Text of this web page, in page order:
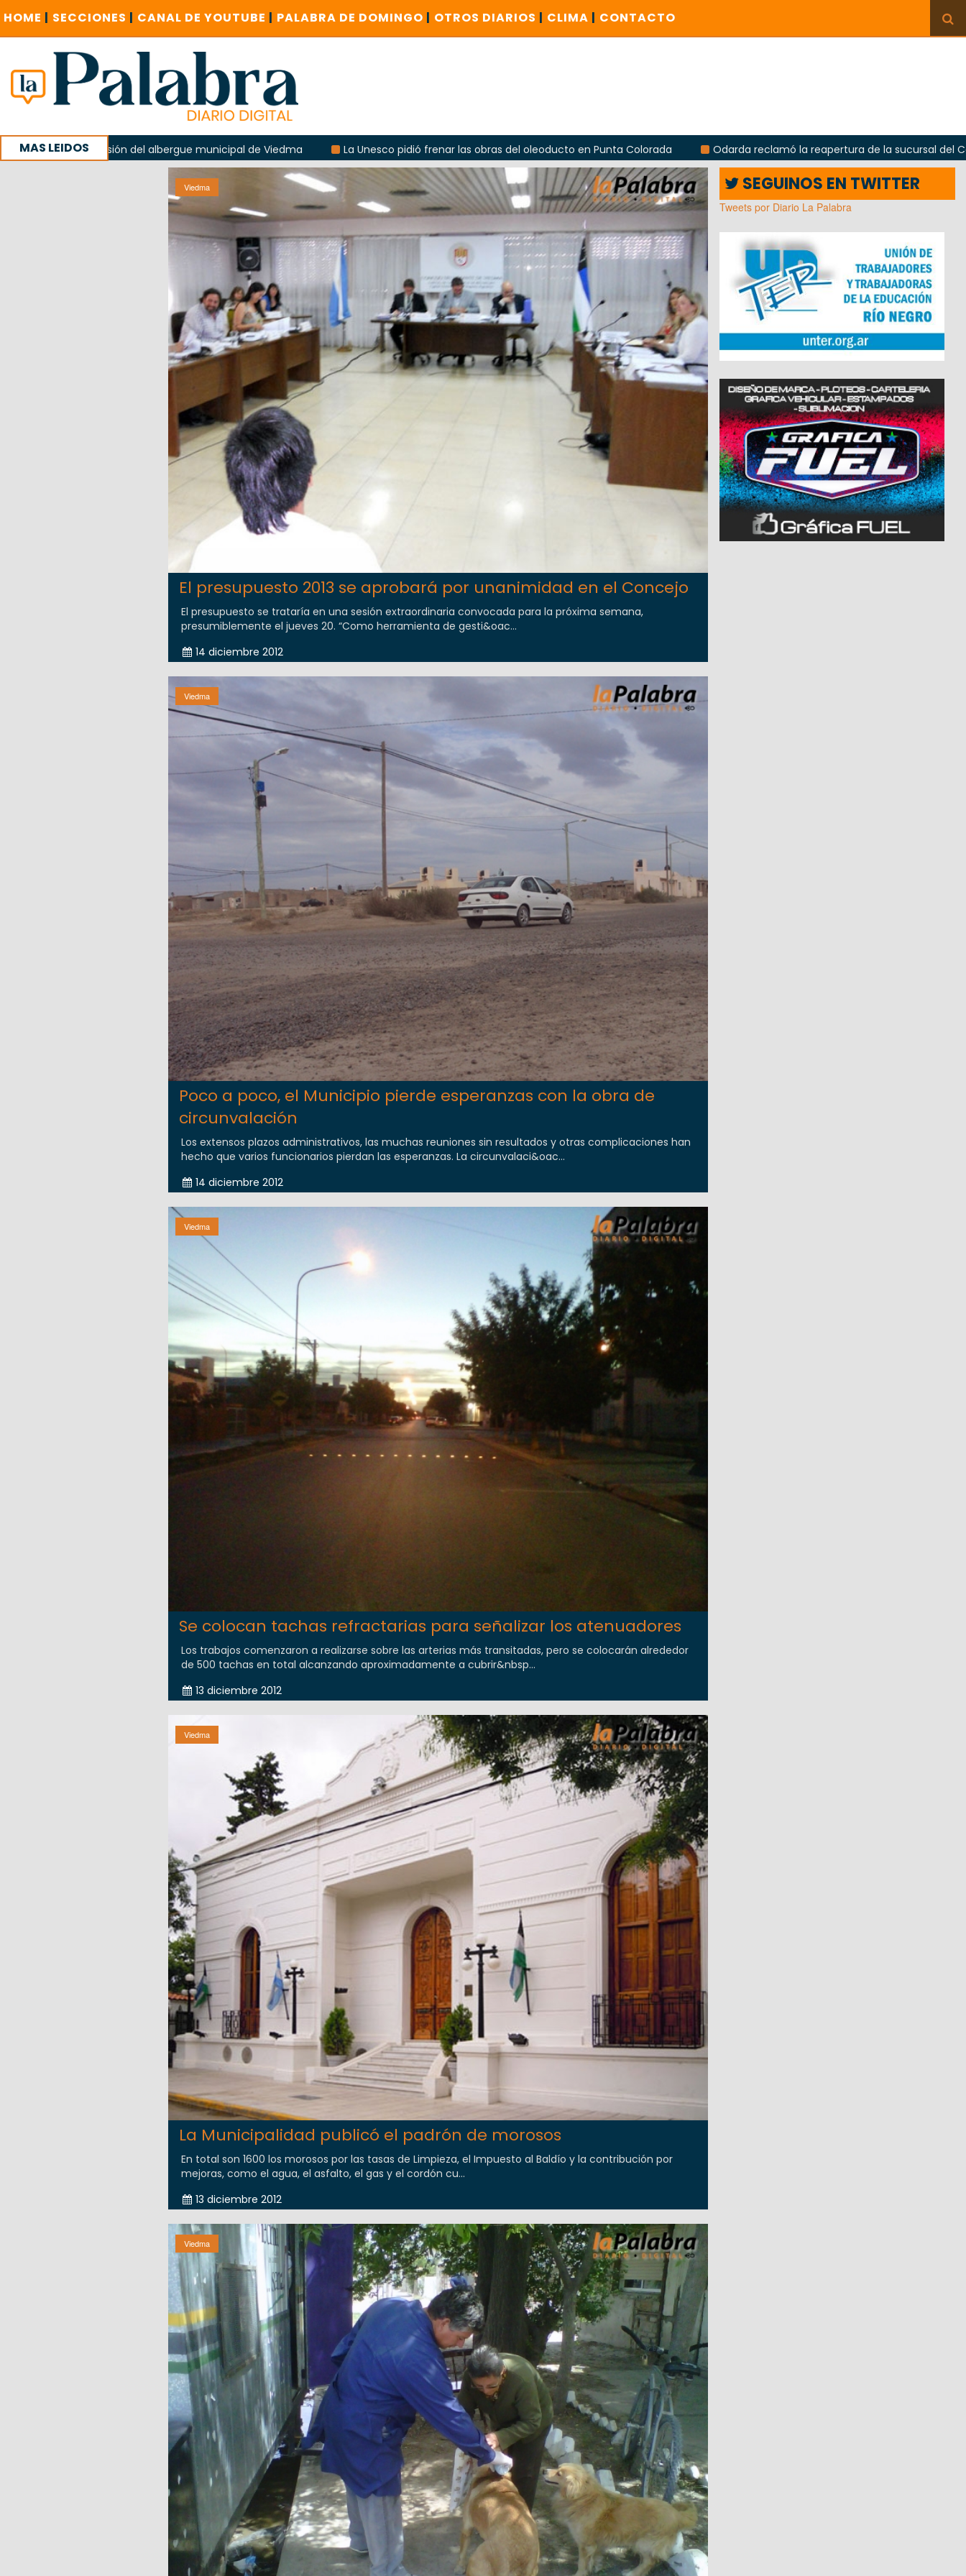
HOME | SECCIONES | CANAL DE YOUTUBE | PALABRA DE DOMINGO | OTROS DIARIOS | CLIMA | CONTACTO
MAS LEIDOS
del albergue municipal de Viedma La Unesco pidió frenar las obras del oleoducto en Punta Colorada
Odarda reclamó la reapertura de la sucursal del Correo Argentino en
un encuentro provincial en Roca
Viedma
El presupuesto 2013 se aprobará por unanimidad en el Concejo
El presupuesto se trataría en una sesión extraordinaria convocada para la próxima semana,
presumiblemente el jueves 20. “Como herramienta de gesti&oac...
14 diciembre 2012
Viedma
Poco a poco, el Municipio pierde esperanzas con la obra de
circunvalación
Los extensos plazos administrativos, las muchas reuniones sin resultados y otras complicaciones han
hecho que varios funcionarios pierdan las esperanzas. La circunvalaci&oac...
14 diciembre 2012
Viedma
Se colocan tachas refractarias para señalizar los atenuadores
Los trabajos comenzaron a realizarse sobre las arterias más transitadas, pero se colocarán alrededor
de 500 tachas en total alcanzando aproximadamente a cubrir&nbsp...
13 diciembre 2012
Viedma
La Municipalidad publicó el padrón de morosos
En total son 1600 los morosos por las tasas de Limpieza, el Impuesto al Baldío y la contribución por
mejoras, como el agua, el asfalto, el gas y el cordón cu...
13 diciembre 2012
Viedma
SEGUINOS EN TWITTER
Tweets por Diario La Palabra